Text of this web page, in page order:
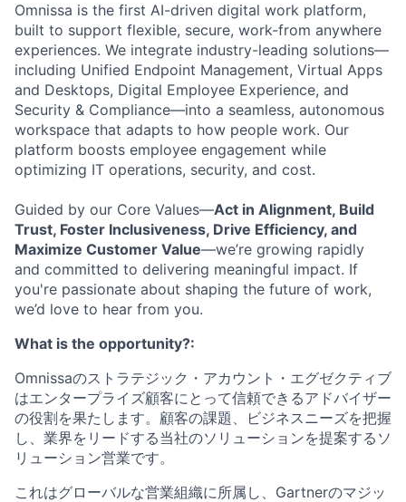
Omnissa is the first AI-driven digital work platform,
built to support flexible, secure, work-from anywhere
experiences. We integrate industry-leading solutions—
including Unified Endpoint Management, Virtual Apps
and Desktops, Digital Employee Experience, and
Security & Compliance—into a seamless, autonomous
workspace that adapts to how people work. Our
platform boosts employee engagement while
optimizing IT operations, security, and cost.
Guided by our Core Values—Act in Alignment, Build
Trust, Foster Inclusiveness, Drive Efficiency, and
Maximize Customer Value—we’re growing rapidly
and committed to delivering meaningful impact. If
you're passionate about shaping the future of work,
we’d love to hear from you.
What is the opportunity?:
Omnissaのストラテジック・アカウント・エグゼクティブ
はエンタープライズ顧客にとって信頼できるアドバイザー
の役割を果たします。顧客の課題、ビジネスニーズを把握
し、業界をリードする当社のソリューションを提案するソ
リューション営業です。
これはグローバルな営業組織に所属し、Gartnerのマジッ